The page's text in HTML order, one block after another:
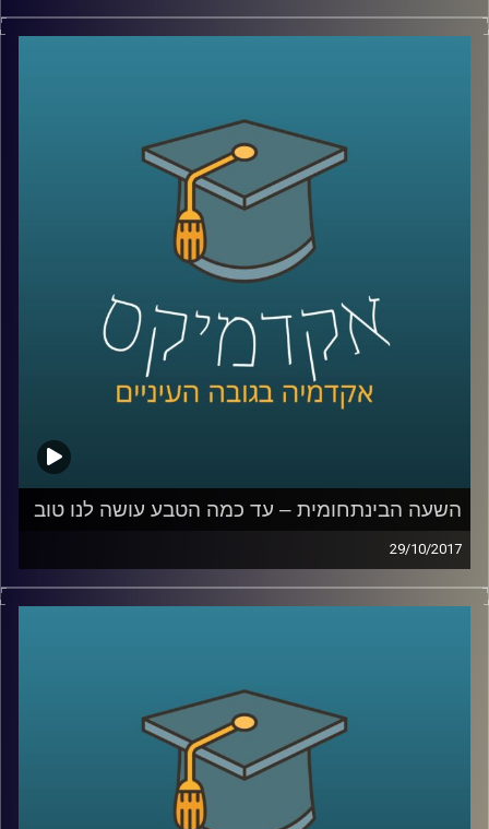
לא רחוק היום שבו בכדור הארץ לא יהיו מספיק
למקומות חלופיים. פרופסור יואב יאיר על
פתרונות ההגירה האלטרנטיביים שהאנושות
תהיה חייבת לספק: אז היכן ניתן לקיים חיים
אנושיים מחוץ לכדור הארץ? במה זה כרוך?
וכמה אנו רחוקים מהיום שזה יקרה? | הפרק
הראשון בסדרת "העתיד זה לא מה שהיה פעם
קרדיט תמונות:AudioVersity
השעה הבינתחומית – עד כמה הטבע עושה לנו טוב
29/10/2017
בטן גב מול הים, ישיבה מול נוף מדברי עוצר
ולגרום למחשבות שלנו להיות ממוקדות יותר.
ד"ר נועה אלבלדה מתארת את הקשר שבין
יציאה לטבע לבין פעילות המוח האנושי וכיצד
התובנות הללו מיושמות במקומות שונים בעולם